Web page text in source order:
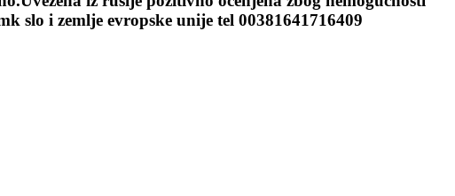
slo i zemlje evropske unije tel 00381641716409